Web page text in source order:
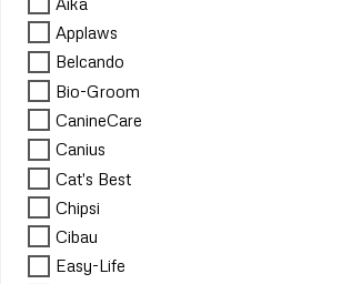
Applaws
Belcando
Bio-Groom
CanineCare
Canius
Cat's Best
Chipsi
Cibau
Easy-Life